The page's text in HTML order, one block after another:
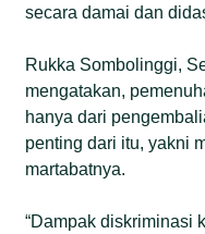
secara damai dan
Rukka Sombolinggi,
mengatakan,
hanya dari
penting dari itu, yakni
martabatnya.
“Dampak diskriminasi